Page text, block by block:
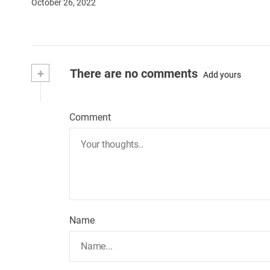
October 26, 2022
+ There are no comments Add yours
Comment
Name